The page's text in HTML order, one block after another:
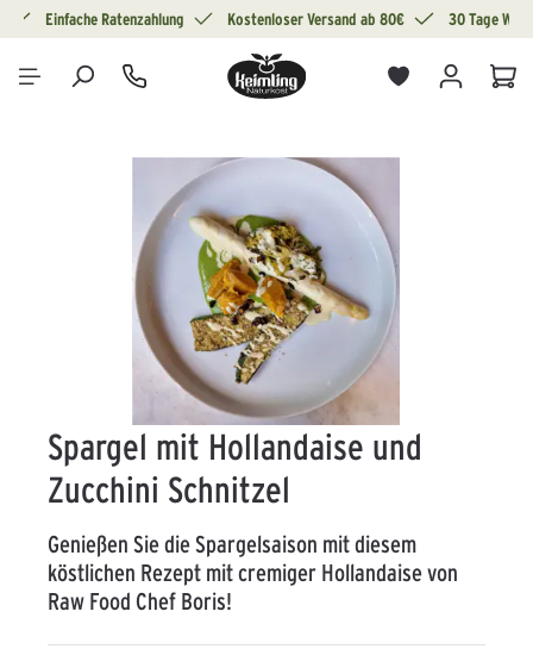
springen
Einfache Ratenzahlung Kostenloser Versand ab 80€ 30 Tage
Bildergalerie überspringen
Spargel mit Hollandaise und
Zucchini Schnitzel
Genießen Sie die Spargelsaison mit diesem
köstlichen Rezept mit cremiger Hollandaise von
Raw Food Chef Boris!